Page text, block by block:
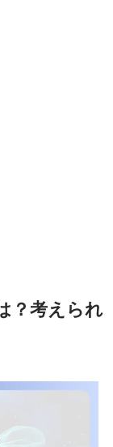
？考えられ